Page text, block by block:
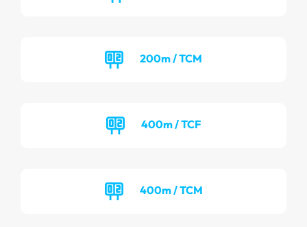
200m / TCM
400m / TCF
400m / TCM